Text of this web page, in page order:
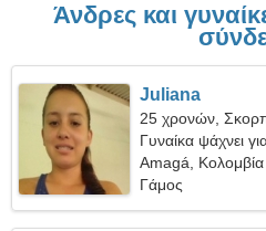
Άνδρες και
Juliana
25 χρονών,
Γυναίκα ψάχνει
Amagá, Κολομβία
Γάμος